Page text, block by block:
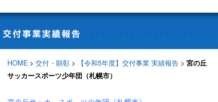
HOME > 交付・顕彰 > 【令和5年度】交付事業 実績報告 > 宮の丘
サッカースポーツ少年団（札幌市）